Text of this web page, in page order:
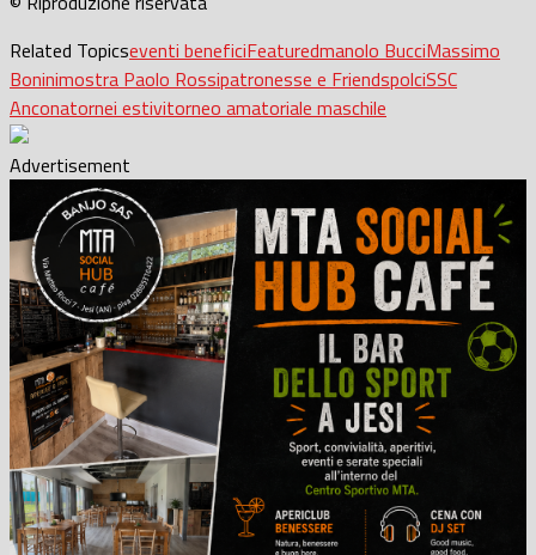
Related Topicseventi beneficiFeaturedmanolo BucciMassimo
Boninimostra Paolo Rossipatronesse e FriendspolciSSC
Anconatornei estivitorneo amatoriale maschile
Advertisement